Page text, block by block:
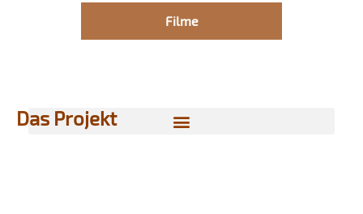
Filme
Das Projekt